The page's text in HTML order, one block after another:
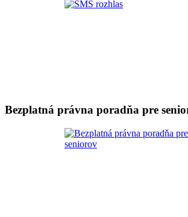
Bezplatná právna poradňa pre